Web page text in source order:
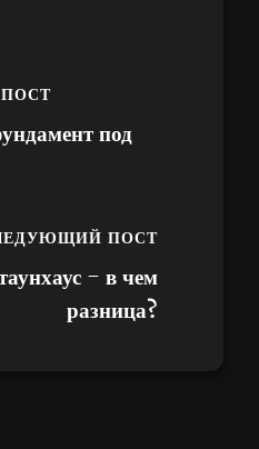
под
ПОСТ
- в чем
разница?